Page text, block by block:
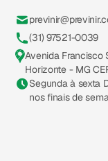
(31) 97521-0039
Avenida Francisco
Horizonte - MG
Segunda à sexta
nos finais de